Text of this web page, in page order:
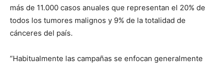
más de 11.000 casos anuales que representan el 20% de
todos los tumores malignos y 9% de la totalidad de
cánceres del país.
“Habitualmente las campañas se enfocan generalmente